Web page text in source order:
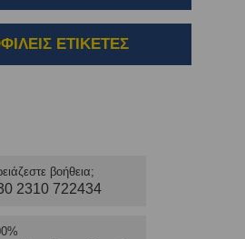
ΕΤΙΚΕΤΕΣ
βοήθεια;
2310 722434